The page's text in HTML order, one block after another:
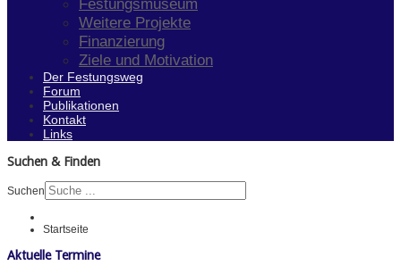
Festungsmuseum
Weitere Projekte
Finanzierung
Ziele und Motivation
Der Festungsweg
Forum
Publikationen
Kontakt
Links
Suchen & Finden
Suchen
Startseite
Aktuelle Termine